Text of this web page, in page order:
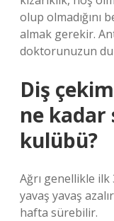
olup olmadığını
almak gerekir.
doktorunuzun
Diş
ne kadar
kulübü?
Ağrı genellikle ilk
yavaş yavaş
hafta sürebilir.